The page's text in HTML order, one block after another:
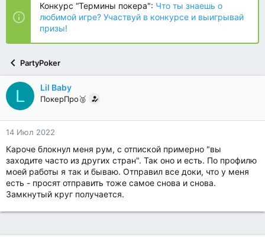
ы
л
а
Конкурс “Термины покера": Что ты знаешь о
любимой игре? Участвуй в конкурсе и выигрывай
призы!
PartyPoker
L Lil Baby
ПокерПро🥈
14 Июл 2022
Кароче блокнул меня рум, с отпиской примерно "вы
заходите часто из других стран". Так оно и есть. По профилю
моей работы я так и бываю. Отправил все доки, что у меня
есть - просят отправить тоже самое снова и снова.
Замкнутый круг получается.